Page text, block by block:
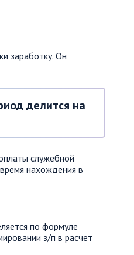
заработку. Он
делится на
служебной
нахождения в
по формуле
з/п в расчет